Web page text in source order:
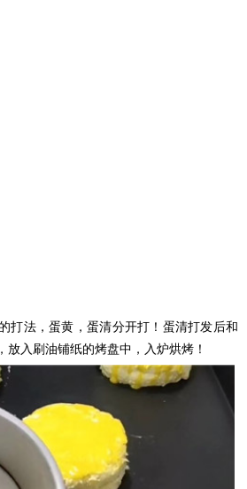
打法，蛋黄，蛋清分开打！蛋清打发后和
放入刷油铺纸的烤盘中，入炉烘烤！